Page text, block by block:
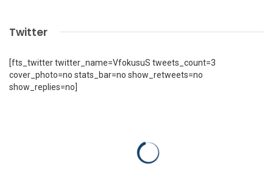
Twitter
[fts_twitter twitter_name=VfokusuS tweets_count=3
cover_photo=no stats_bar=no show_retweets=no
show_replies=no]